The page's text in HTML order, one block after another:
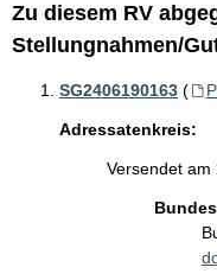
Zu diesem RV
Stellungnahmen/
SG2406190163 (
Adressatenkreis:
Versendet am